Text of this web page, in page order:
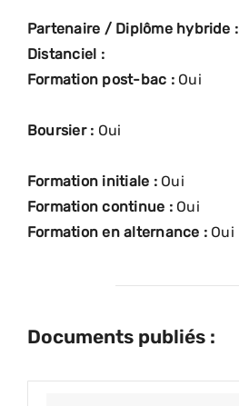
Partenaire / Diplôme hybride :
Distanciel :
Formation post-bac : Oui
Boursier : Oui
Formation initiale : Oui
Formation continue : Oui
Formation en alternance : Oui
Documents publiés :